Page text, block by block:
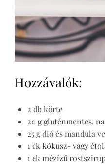
Hozzávalók:
2 db körte
20 g gluténmentes,
25 g dió és mandula
1 ek kókusz- vagy
1 ek mézízű rostszirup